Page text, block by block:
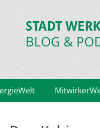
STADT
BLOG &